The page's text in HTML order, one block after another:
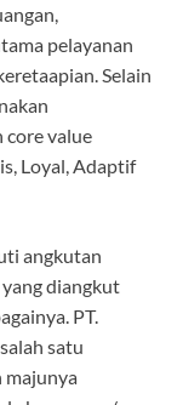
pelayanan
Selain
core value
Loyal, Adaptif
angkutan
diangkut
PT.
satu
majunya